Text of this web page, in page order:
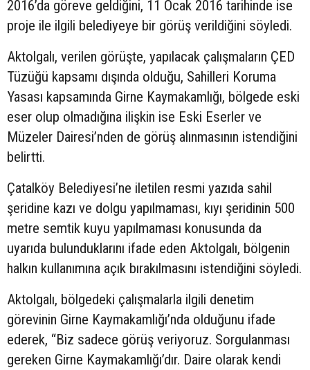
2016’da göreve geldiğini, 11 Ocak 2016 tarihinde ise
proje ile ilgili belediyeye bir görüş verildiğini söyledi.
Aktolgalı, verilen görüşte, yapılacak çalışmaların ÇED
Tüzüğü kapsamı dışında olduğu, Sahilleri Koruma
Yasası kapsamında Girne Kaymakamlığı, bölgede eski
eser olup olmadığına ilişkin ise Eski Eserler ve
Müzeler Dairesi’nden de görüş alınmasının istendiğini
belirtti.
Çatalköy Belediyesi’ne iletilen resmi yazıda sahil
şeridine kazı ve dolgu yapılmaması, kıyı şeridinin 500
metre semtik kuyu yapılmaması konusunda da
uyarıda bulunduklarını ifade eden Aktolgalı, bölgenin
halkın kullanımına açık bırakılmasını istendiğini söyledi.
Aktolgalı, bölgedeki çalışmalarla ilgili denetim
görevinin Girne Kaymakamlığı’nda olduğunu ifade
ederek, “Biz sadece görüş veriyoruz. Sorgulanması
gereken Girne Kaymakamlığı’dır. Daire olarak kendi